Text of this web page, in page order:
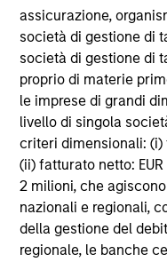
assicurazione,
società di gestione di
società di gestione di
proprio di materie
le imprese di grandi
livello di singola
criteri dimensionali: (i)
(ii) fatturato netto:
2 milioni, che
nazionali e regionali,
della gestione del
regionale, le banche
Infrastructure
infrastructure
announced that it
Energy, an
transaction is
of 2026, subject to
approvals.
27-LUG-2026